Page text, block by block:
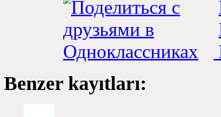
Benzer kayıtları: